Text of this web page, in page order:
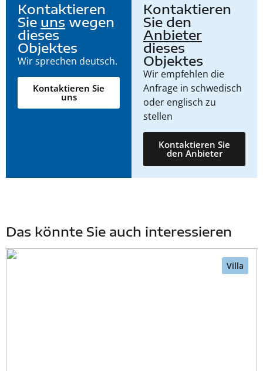
Kontaktieren
Sie uns wegen
dieses
Objektes
Wir sprechen deutsch.
Kontaktieren Sie
uns
Kontaktieren
Sie den
Anbieter
dieses
Objektes
Wir empfehlen die
Anfrage in schwedisch
oder englisch zu
stellen
Kontaktieren Sie
den Anbieter
Das könnte Sie auch interessieren
Villa